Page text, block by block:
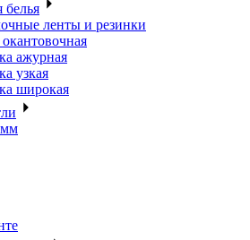
белья
ленты и резинки
ажурная
узкая
широкая
мм